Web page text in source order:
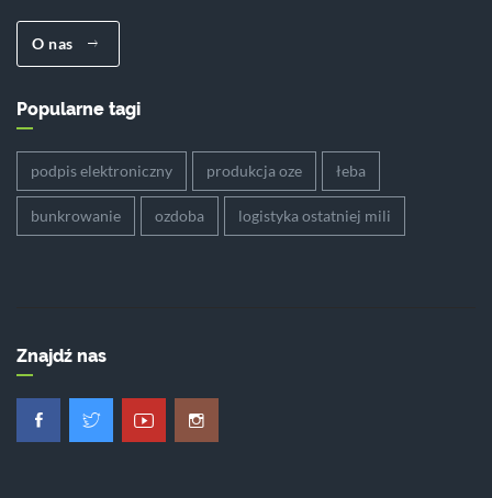
O nas
Popularne tagi
podpis elektroniczny produkcja oze łeba
bunkrowanie ozdoba logistyka ostatniej mili
Znajdź nas